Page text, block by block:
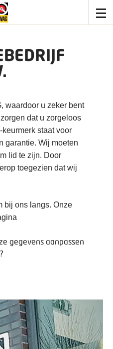
waardoor u zeker bent
dat u zorgeloos
staat voor
garantie. Wij moeten
lid te zijn. Door
toegezien dat wij
bij ons langs. Onze
gegevens aanpassen